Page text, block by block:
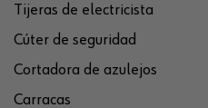
Tijeras de electricista
Cúter de seguridad
Cortadora de azulejos
Carracas